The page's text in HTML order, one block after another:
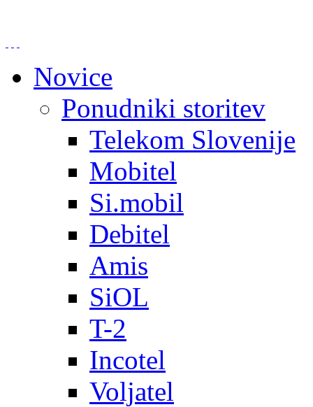
Novice
Ponudniki storitev
Telekom Slovenije
Mobitel
Si.mobil
Debitel
Amis
SiOL
T-2
Incotel
Voljatel